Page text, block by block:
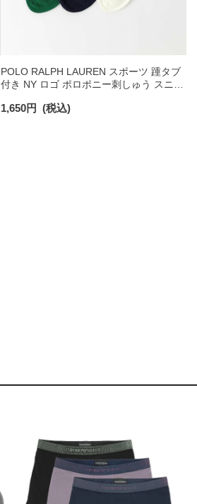
POLO RALPH LAUREN スポーツ 踵タブ
付き NY ロゴ ポロポニー刺しゅう スニー
ソックス 02022328
1,650円 (税込)